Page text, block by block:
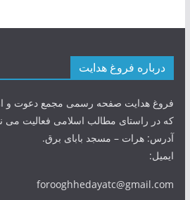
درباره فروغ هدایت
فروغ هدایت صفحه رسمی مجمع دعوت و
که در راستای مطالب اسلامی فعالیت می
آدرس: هرات – مسجد بابای برق.
ایمیل:
forooghhedayatc@gmail.com